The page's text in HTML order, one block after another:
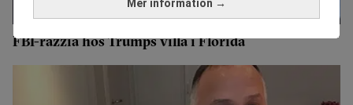
Mer information →
FBI-razzia hos Trumps villa i Florida